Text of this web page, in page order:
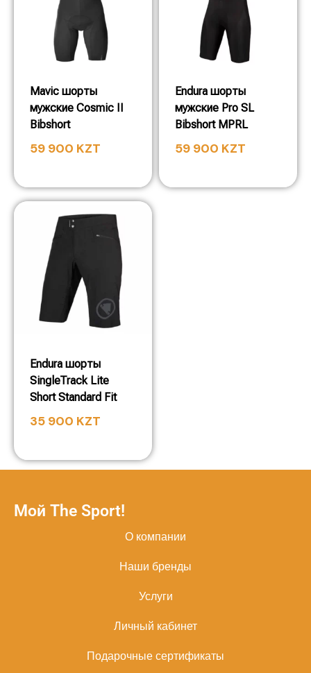
Mavic шорты
мужские Cosmic II
Bibshort
59 900 KZT
Endura шорты
мужские Pro SL
Bibshort MPRL
59 900 KZT
Endura шорты
SingleTrack Lite
Short Standard Fit
35 900 KZT
Мой The Sport!
О компании
Наши бренды
Услуги
Личный кабинет
Подарочные сертификаты